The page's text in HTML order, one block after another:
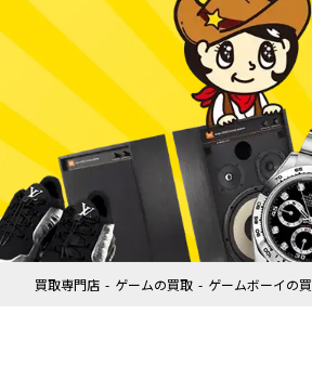
買取専門店 ゲームの買取 ゲームボーイの